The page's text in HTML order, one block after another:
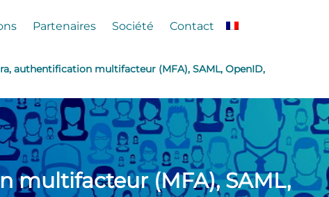
Partenaires Société Contact
authentification multifacteur (MFA), SAML, OpenID,
multifacteur (MFA), SAML,